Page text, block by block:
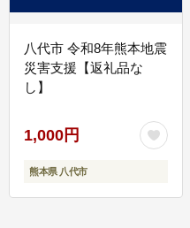
八代市 令和8年熊本地震
災害支援【返礼品な
し】
1,000円
熊本県 八代市